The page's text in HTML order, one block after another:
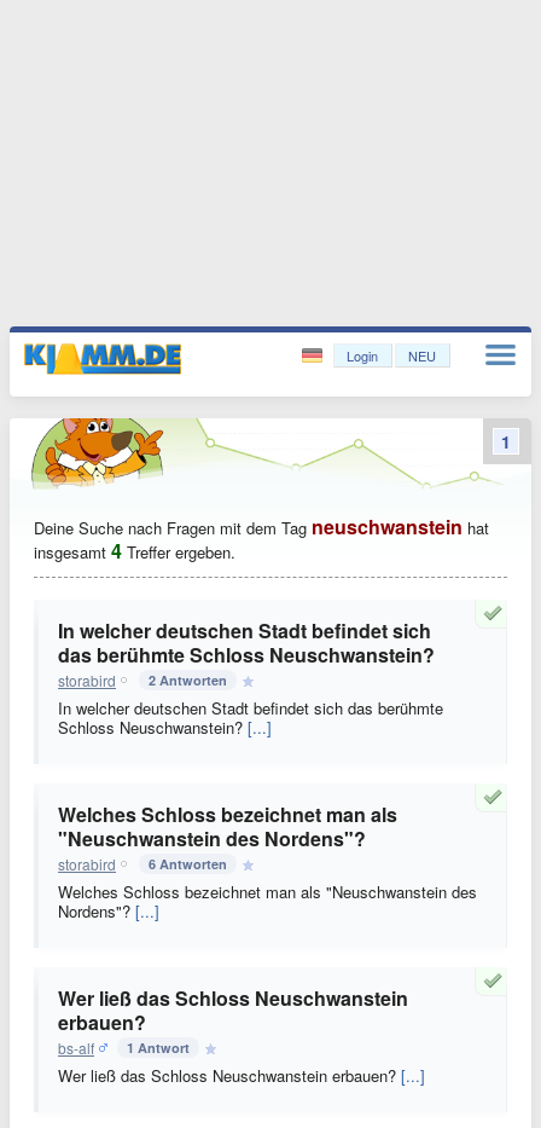
Login NEU
Deine Suche nach Fragen mit dem Tag neuschwanstein hat
insgesamt 4 Treffer ergeben.
In welcher deutschen Stadt befindet sich
das berühmte Schloss Neuschwanstein?
storabird 2 Antworten
In welcher deutschen Stadt befindet sich das berühmte
Schloss Neuschwanstein? [...]
Welches Schloss bezeichnet man als
"Neuschwanstein des Nordens"?
storabird 6 Antworten
Welches Schloss bezeichnet man als "Neuschwanstein des
Nordens"? [...]
Wer ließ das Schloss Neuschwanstein
erbauen?
bs-alf 1 Antwort
Wer ließ das Schloss Neuschwanstein erbauen? [...]
1